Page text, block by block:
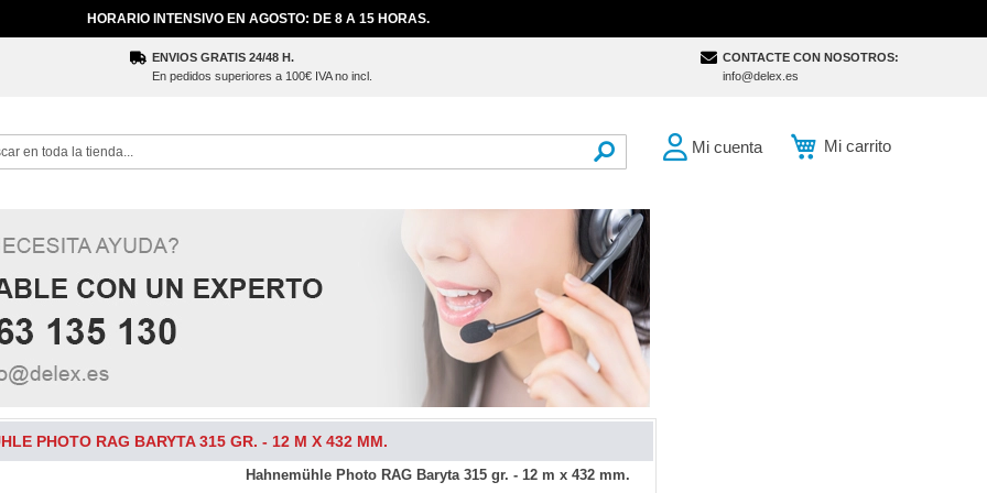
HORARIO INTENSIVO EN AGOSTO: DE 8 A 15 HORAS.
ENVIOS GRATIS 24/48 H.
En pedidos superiores a 100€ IVA no incl.
CONTACTE CON NOSOTROS:
info@delex.es
Mi carrito
Mi cuenta
PHOTO RAG BARYTA 315 GR. - 12 M X 432 MM.
Hahnemühle Photo RAG Baryta 315 gr. - 12 m x 432 mm.